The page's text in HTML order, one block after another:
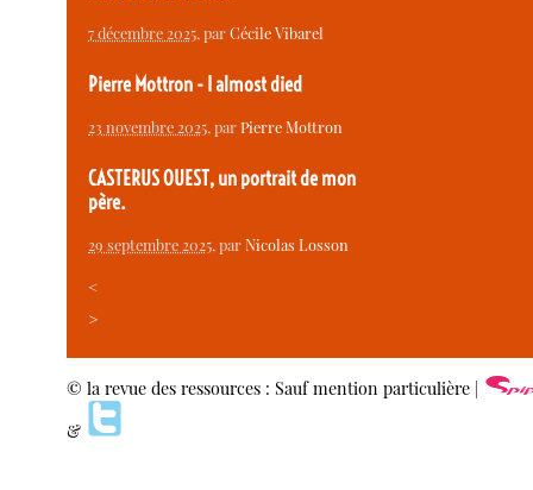
7 décembre 2025, parCécile Vibarel
Pierre Mottron - I almost died
23 novembre 2025, parPierre Mottron
CASTERUS OUEST, un portrait de mon
père.
29 septembre 2025, parNicolas Losson
<
>
© la revue des ressources : Sauf mention particulière |
&